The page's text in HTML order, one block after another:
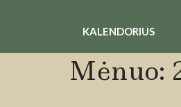
KALENDORIUS
Mėnuo: